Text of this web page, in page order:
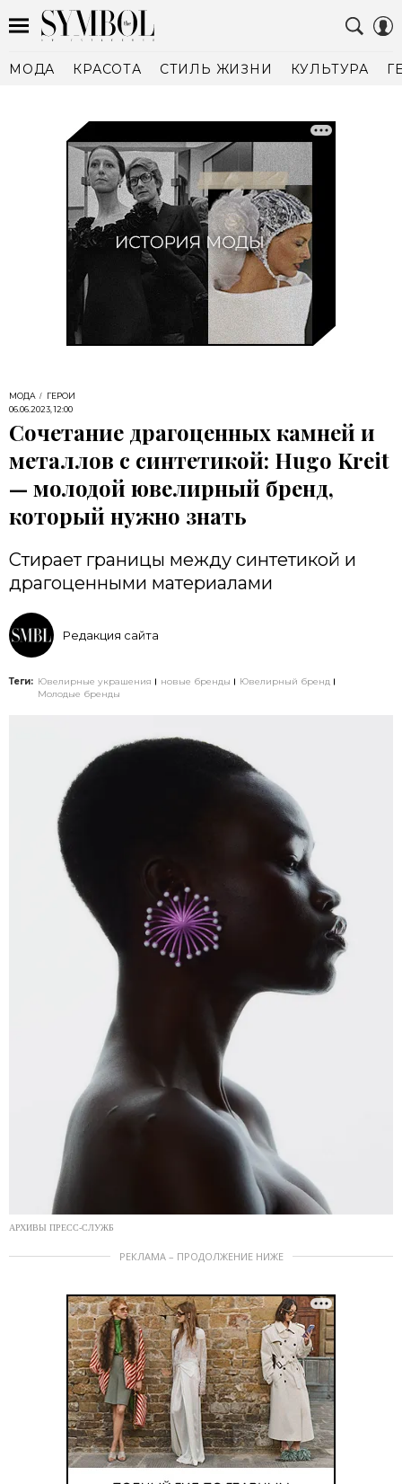
МОДА КРАСОТА СТИЛЬ ЖИЗНИ КУЛЬТУРА
МОДА
ГЕРОИ
06.06.2023, 12:00
Сочетание драгоценных камней и
металлов с синтетикой: Hugo Kreit
— молодой ювелирный бренд,
который нужно знать
Стирает границы между синтетикой и
драгоценными материалами
Редакция сайта
Теги: Ювелирные украшения новые бренды
Ювелирный бренд
Молодые бренды
АРХИВЫ ПРЕСС-СЛУЖБ
РЕКЛАМА – ПРОДОЛЖЕНИЕ НИЖЕ